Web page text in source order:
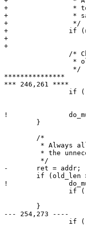
+                * to
+                * safe
+                */
+               if
+
+
/*
*
                 */
***************
*** 246,261 ****
if
!
        }
        /*
* Always
* the
         */
-       ret = addr;
if (old_len
!
if
        }
--- 254,273 ----
if